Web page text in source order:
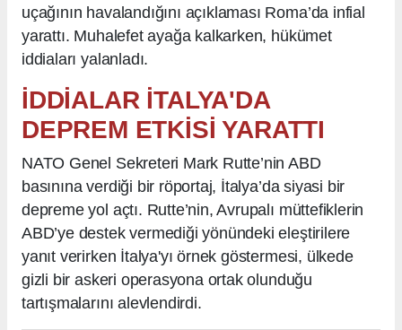
uçağının havalandığını açıklaması Roma’da infial
yarattı. Muhalefet ayağa kalkarken, hükümet
iddiaları yalanladı.
İDDİALAR İTALYA'DA
DEPREM ETKİSİ YARATTI
NATO Genel Sekreteri Mark Rutte’nin ABD
basınına verdiği bir röportaj, İtalya’da siyasi bir
depreme yol açtı. Rutte’nin, Avrupalı müttefiklerin
ABD’ye destek vermediği yönündeki eleştirilere
yanıt verirken İtalya'yı örnek göstermesi, ülkede
gizli bir askeri operasyona ortak olunduğu
tartışmalarını alevlendirdi.